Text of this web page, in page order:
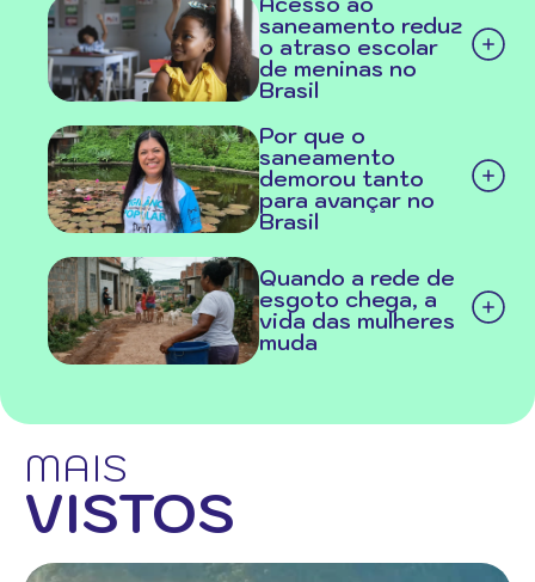
saneamento reduz
o atraso escolar
de meninas no
Brasil
Por que o
saneamento
demorou tanto
para avançar no
Brasil
Quando a rede de
esgoto chega, a
vida das mulheres
muda
MAIS
VISTOS